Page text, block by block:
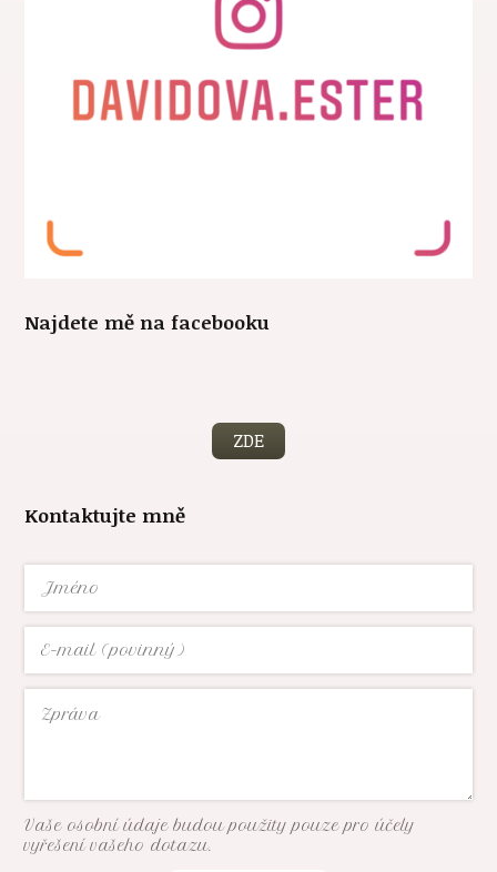
Najdete mě na facebooku
ZDE
Kontaktujte mně
Vaše osobní údaje budou použity pouze pro účely
vyřešení vašeho dotazu.